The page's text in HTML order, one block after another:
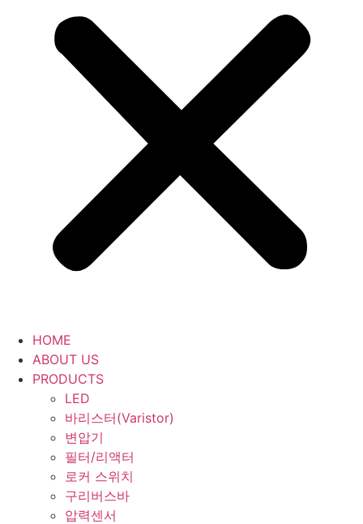
HOME
ABOUT US
PRODUCTS
LED
바리스터(Varistor)
변압기
필터/리액터
로커 스위치
구리버스바
압력센서